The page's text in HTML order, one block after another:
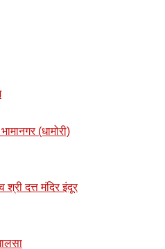
(धामोरी)
श्री दत्त मंदिर इंदूर